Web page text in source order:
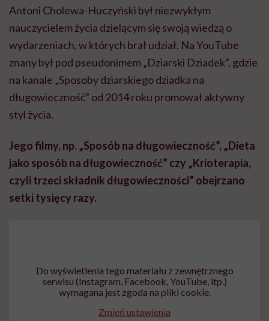
Antoni Cholewa-Huczyński był niezwykłym
nauczycielem życia dzielącym się swoją wiedzą o
wydarzeniach, w których brał udział. Na YouTube
znany był pod pseudonimem „Dziarski Dziadek”, gdzie
na kanale „Sposoby dziarskiego dziadka na
długowieczność” od 2014 roku promował aktywny
styl życia.
Jego filmy, np. „Sposób na długowieczność”, „Dieta
jako sposób na długowieczność” czy „Krioterapia,
czyli trzeci składnik długowieczności” obejrzano
setki tysięcy razy.
Do wyświetlenia tego materiału z zewnętrznego
serwisu (Instagram, Facebook, YouTube, itp.)
wymagana jest zgoda na pliki cookie.
Zmień ustawienia